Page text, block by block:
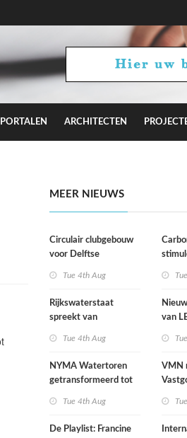
PORTALEN ARCHITECTEN
MEER NIEUWS
Circulair clubgebouw
voor Delftse
Tue 4th Aug
Rijkswaterstaat
spreekt van
door droogte
Tue 4th Aug
NYMA Watertoren
getransformeerd tot
makersplaats in
Nijmegen
Tue 4th Aug
De Playlist: Francine
van
VMN